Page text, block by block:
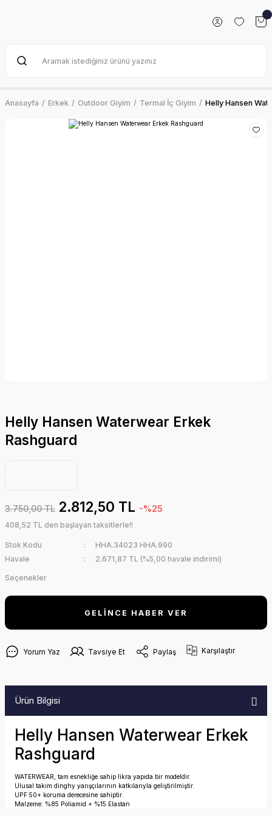
Anasayfa Erkek Outdoor Giyim Termal İç Giyim Helly Hansen
Helly Hansen Waterwear Erkek
Rashguard
3.750,00 TL 2.812,50 TL -%25
408,52 TL den başlayan taksitlerle!!
Stok Kodu
HHA.34023 HHA.990
Havale
2.671,87 TL (%5,00 havale indirimi)
Seçenekler
GELİNCE HABER VER
Yorum Yaz Tavsiye Et Paylaş Karşılaştır
Ürün Bilgisi
Helly Hansen Waterwear Erkek
Rashguard
WATERWEAR, tam esnekliğe sahip likra yapıda bir modeldir.
Ulusal takım dinghy yarışçılarının katkılarıyla geliştirilmiştir.
UPF 50+ koruma derecesine sahiptir.
Malzeme: %85 Poliamid + %15 Elastan